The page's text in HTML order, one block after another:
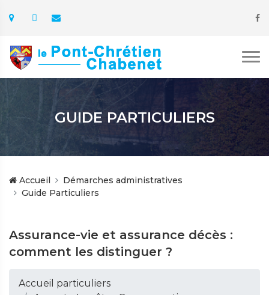
GUIDE PARTICULIERS
Accueil
Démarches administratives
Guide Particuliers
Assurance-vie et assurance décès :
comment les distinguer ?
Accueil particuliers